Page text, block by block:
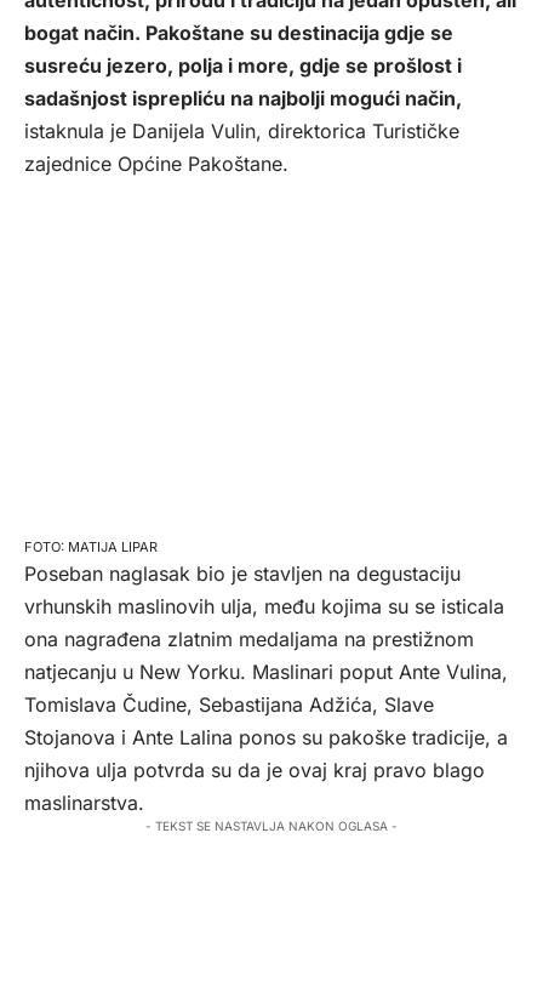
bogat način. Pakoštane su destinacija gdje se
susreću jezero, polja i more, gdje se prošlost i
sadašnjost isprepliću na najbolji mogući način,
istaknula je Danijela Vulin, direktorica Turističke
zajednice Općine Pakoštane.
MATIJA LIPAR
Poseban naglasak bio je stavljen na degustaciju
vrhunskih maslinovih ulja, među kojima su se isticala
ona nagrađena zlatnim medaljama na prestižnom
natjecanju u New Yorku. Maslinari poput Ante Vulina,
Tomislava Čudine, Sebastijana Adžića, Slave
Stojanova i Ante Lalina ponos su pakoške tradicije, a
njihova ulja potvrda su da je ovaj kraj pravo blago
maslinarstva.
- TEKST SE NASTAVLJA NAKON OGLASA -